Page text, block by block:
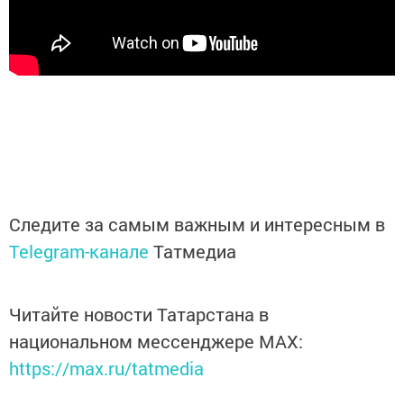
Следите за самым важным и интересным в
Telegram-канале Татмедиа
Читайте новости Татарстана в
национальном мессенджере MАХ:
https://max.ru/tatmedia